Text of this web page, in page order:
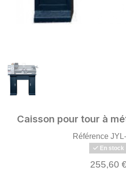
Caisson pour tour à
Référence
En stock
255,60 €